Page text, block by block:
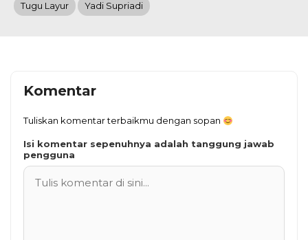
Tugu Layur Yadi Supriadi
Komentar
Tuliskan komentar terbaikmu dengan sopan
Isi komentar sepenuhnya adalah tanggung jawab
pengguna